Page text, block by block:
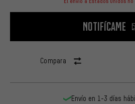
Notifícame
Compara
Envío en 1-3 días